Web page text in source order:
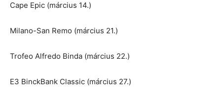
Cape Epic (március 14.)
Milano-San Remo (március 21.)
Trofeo Alfredo Binda (március 22.)
E3 BinckBank Classic (március 27.)